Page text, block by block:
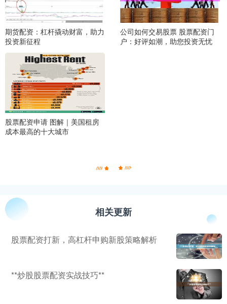
期货配资：杠杆撬动财富，助力
投资新征程
公司如何交易股票 股票配资门
户：好评如潮，助您投资无忧
股票配资申请 图解｜美国租房
成本最高的十大城市
相关更新
股票配资打新，高杠杆申购新股策略解析
**炒股股票配资实战技巧**